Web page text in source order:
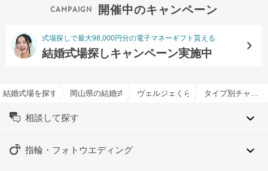
開催中のキャンペーン
式場探しで最大98,000円分の電子マネーギフト貰える
結婚式場探しキャンペーン実施中
結婚式場を探すならハナユメ岡山県の結婚式場一覧ヴェルジェくらしき/FIVESTAR
相談して探す
指輪・フォトウエディング